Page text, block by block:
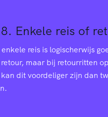
Enkele reis of
enkele reis is logischerwijs
maar bij retourritten
dit voordeliger zijn dan